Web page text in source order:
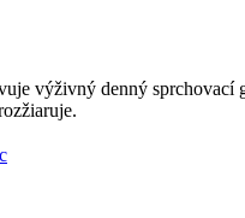
výživný denný sprchovací